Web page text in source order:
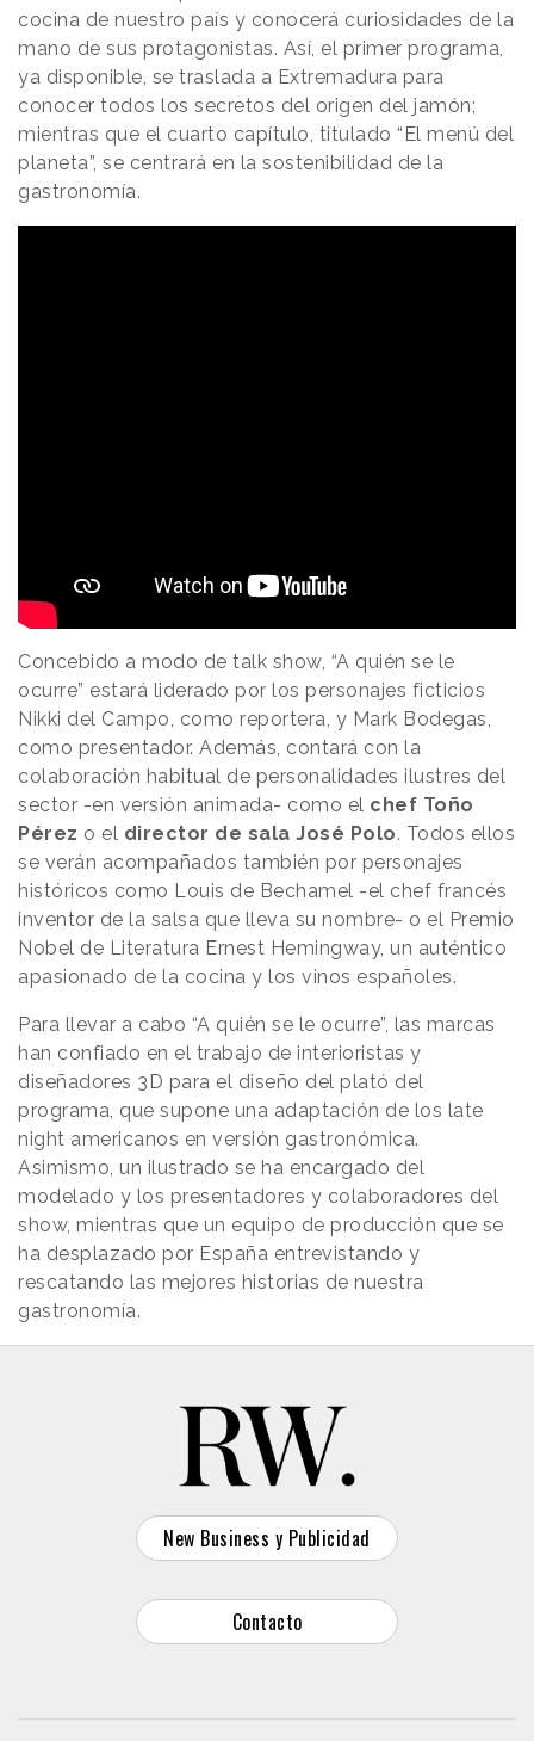
cocina de nuestro país y conocerá curiosidades de la
mano de sus protagonistas. Así, el primer programa,
ya disponible, se traslada a Extremadura para
conocer todos los secretos del origen del jamón;
mientras que el cuarto capítulo, titulado “El menú del
planeta”, se centrará en la sostenibilidad de la
gastronomía.
Concebido a modo de talk show, “A quién se le
ocurre” estará liderado por los personajes ficticios
Nikki del Campo, como reportera, y Mark Bodegas,
como presentador. Además, contará con la
colaboración habitual de personalidades ilustres del
sector -en versión animada- como el chef Toño
Pérez o el director de sala José Polo. Todos ellos
se verán acompañados también por personajes
históricos como Louis de Bechamel -el chef francés
inventor de la salsa que lleva su nombre- o el Premio
Nobel de Literatura Ernest Hemingway, un auténtico
apasionado de la cocina y los vinos españoles.
Para llevar a cabo “A quién se le ocurre”, las marcas
han confiado en el trabajo de interioristas y
diseñadores 3D para el diseño del plató del
programa, que supone una adaptación de los late
night americanos en versión gastronómica.
Asimismo, un ilustrado se ha encargado del
modelado y los presentadores y colaboradores del
show, mientras que un equipo de producción que se
ha desplazado por España entrevistando y
rescatando las mejores historias de nuestra
gastronomía.
New Business y Publicidad
Contacto